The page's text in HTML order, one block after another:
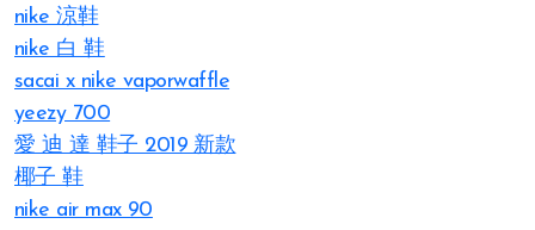
nike 涼鞋
nike 白 鞋
sacai x nike vaporwaffle
yeezy 700
愛 迪 達 鞋子 2019 新款
椰子 鞋
nike air max 90